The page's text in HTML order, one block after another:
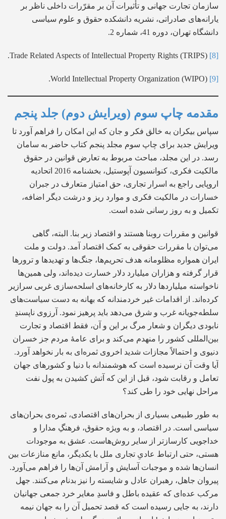
سازمان تجارت جهانی و تأثیرات آن بر مقرّرات داخلی ناظر بر
یارانه‌های صادراتی، نشریه دانشکده حقوق و علوم سیاسی
دانشگاه تهران، دوره 41، شماره 2.
[8]
[9]
مقدمه چاپ سوم (ویرایش دوم) جلد پنجم
سپاس بیکران به خالق فکر و جان که این امکان را فراهم آورد تا
ویرایش جدید برای چاپ سوم مجلد پنجم کتاب حاضر به سامان
رسد. در این مجلد، مباحث مربوط به تعارض قوانین در حقوق
مالکیت فکری، کنوانسیون آپوستیل، بخشنامه 2016 اتحادیه
اروپایی راجع به اسرار تجاری، حق امتیاز متعارف در جبران
خسارات در مالکیت فکری و موارد ریز و درشت دیگر اضافه،
تکمیل و به روز رسانی شده است.
قوانین و مقررات روبنا هستند و اقتصاد زیر بنا. البته، گاهی
می‌توان با مقررات حقوقی به کمک اقتصاد آمد. دولت و ملت
ایران همواره مظلومانه هدف تحریم‌ها، جنگ‌ها و تهدیدها و ترورها
قرار گرفته‌ و هزاران میلیارد دلار خسارت دیده‌اند، ولی همین‌ها
ناخواسته میلیاردها دلار به کارخانه‌های اسلحه‌سازی غربی سرازیر
کرده‌اند. از اقدامات غیر خردمندانه که بهانه به دست سیاست‌های
سلطه‌جویانه غرب و شرق می‌دهد باید پرهیز نمود. آرزوی ناپسندِ
نابودی دیگران و شعار مرگ بر این و آن، فقط اقتصاد و تجارت
بین‌المللی کشور را منهدم می‌کند و برای عامۀ مردم جز خسران
دنیوی و احتمالاً مجازات شدید اخروی ثمره‌ای به بار نخواهد آورد.
آیا وقت آن نرسیده است که هوشمندانه با دنیا و کشورهای جهان
تعامل و رقابت شود، قبل از این که آتش کشیدن به پول نفت
مراحل نهایی خود را طی کند؟
به طور طبیعی بسیاری از بحران‌های اقتصادی، ثمره‌ی بحران‌های
سیاسی است. در اقتصاد، و به ویژه حقوق، فرهنگِ مدارا و
خداجویی کارسازتر از سایر روش‌هاست. عشق به موجودات
هستی، حتی ارتباط عادیِ تجاری ملل با یکدیگر، مانع منازعات بین
انسان‌ها شده و موجبات آسایش و آرامش آن‌ها را فراهم می‌آورد.
پیروان جاهل، رهبران عادل و شایسته را نیز بدنام می‌کنند. جهل
مرکب عده‌ای که عقیده باطل و فاسدِ مغایر خرد جمعی جهانیان
دارند، به جایی رسیده است که قصد تحمیل آن را به جهان نیمه